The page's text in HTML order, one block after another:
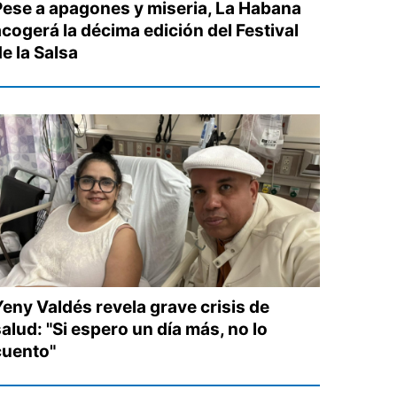
a apagones y miseria, La Habana
la décima edición del Festival
la Salsa
Valdés revela grave crisis de
"Si espero un día más, no lo